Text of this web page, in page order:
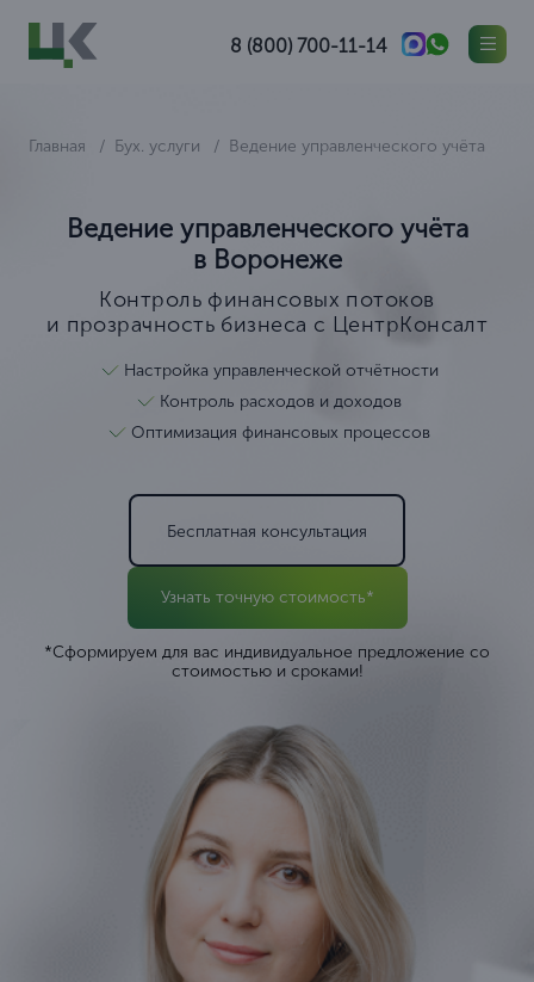
8 (800) 700-11-14
Главная Бух. услуги Ведение управленческого учёта
Ведение управленческого учёта
в Воронеже
Контроль финансовых потоков
и прозрачность бизнеса с ЦентрКонсалт
Настройка управленческой отчётности
Контроль расходов и доходов
Оптимизация финансовых процессов
Бесплатная консультация
Узнать точную стоимость*
*Сформируем для вас индивидуальное предложение со
стоимостью и сроками!